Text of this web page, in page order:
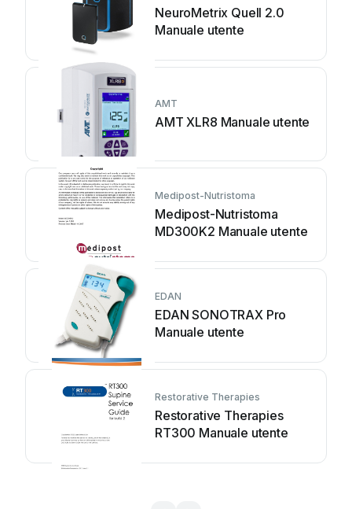
NeuroMetrix Quell 2.0
Manuale utente
AMT
AMT XLR8 Manuale utente
Medipost-Nutristoma
Medipost-Nutristoma
MD300K2 Manuale utente
EDAN
EDAN SONOTRAX Pro
Manuale utente
Restorative Therapies
Restorative Therapies
RT300 Manuale utente